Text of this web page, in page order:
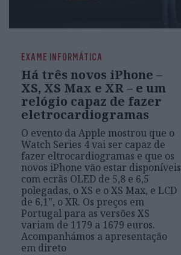
EXAME INFORMÁTICA
Há três novos iPhone –
XS, XS Max e XR – e um
relógio capaz de fazer
eletrocardiogramas
O evento da Apple mostrou que o
Watch Series 4 vai ser capaz de
fazer eltrocardiogramas e que os
novos iPhone vão estar disponíveis
com ecrãs OLED de 5,8 e 6,5
polegadas, o XS e o XS Max, e LCD
de 6,1", o XR. Os preços em
Portugal para as versões XS
variam de 1179 a 1679 euros.
Acompanhámos a apresentação
em direto